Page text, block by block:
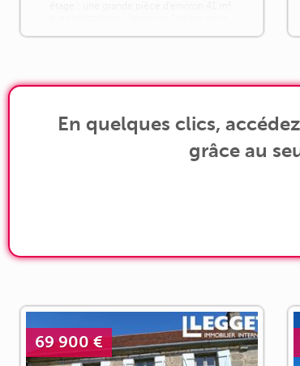
En quelques clics,
grâce au
69 900 €